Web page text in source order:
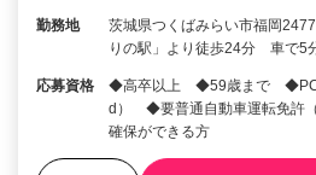
勤務地
茨城県つくばみらい市福岡
りの駅」より徒歩24分 車で5
応募資格
◆高卒以上 ◆59歳まで ◆PC
d） ◆要普通自動車運転免許
確保ができる方